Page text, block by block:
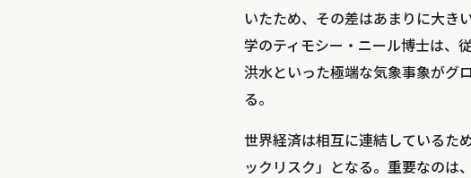
いたため、その差はあまりに大き
学のティモシー・ニール博士は、
洪水といった極端な気象事象がグ
る。
世界経済は相互に連結しているた
ックリスク」となる。重要なのは